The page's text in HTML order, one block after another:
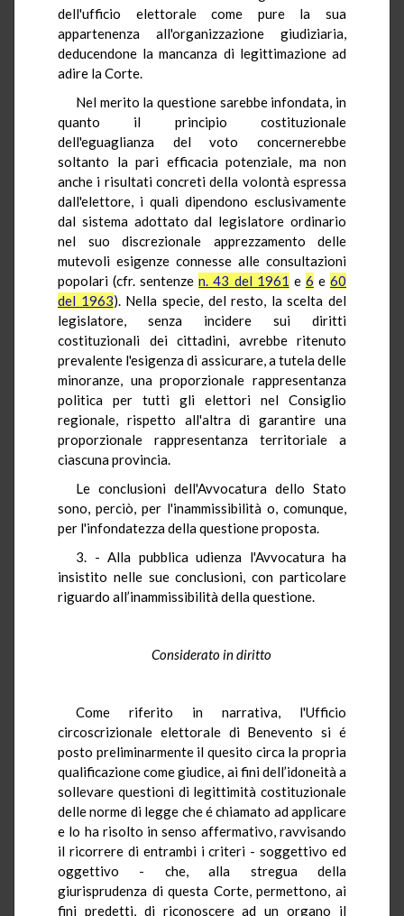
dell'ufficio elettorale come pure la sua
appartenenza all'organizzazione giudiziaria,
deducendone la mancanza di legittimazione ad
adire la Corte.
Nel merito la questione sarebbe infondata, in
quanto il principio costituzionale
dell'eguaglianza del voto concernerebbe
soltanto la pari efficacia potenziale, ma non
anche i risultati concreti della volontà espressa
dall'elettore, i quali dipendono esclusivamente
dal sistema adottato dal legislatore ordinario
nel suo discrezionale apprezzamento delle
mutevoli esigenze connesse alle consultazioni
popolari (cfr. sentenzen. 43 del 1961 e 6 e60
del 1963). Nella specie, del resto, la scelta del
legislatore, senza incidere sui diritti
costituzionali dei cittadini, avrebbe ritenuto
prevalente l'esigenza di assicurare, a tutela delle
minoranze, una proporzionale rappresentanza
politica per tutti gli elettori nel Consiglio
regionale, rispetto all'altra di garantire una
proporzionale rappresentanza territoriale a
ciascuna provincia.
Le conclusioni dell'Avvocatura dello Stato
sono, perciò, per l'inammissibilità o, comunque,
per l'infondatezza della questione proposta.
3. - Alla pubblica udienza l'Avvocatura ha
insistito nelle sue conclusioni, con particolare
riguardo all’inammissibilità della questione.
Considerato in diritto
Come riferito in narrativa, l'Ufficio
circoscrizionale elettorale di Benevento si é
posto preliminarmente il quesito circa la propria
qualificazione come giudice, ai fini dell’idoneità a
sollevare questioni di legittimità costituzionale
delle norme di legge che é chiamato ad applicare
e lo ha risolto in senso affermativo, ravvisando
il ricorrere di entrambi i criteri - soggettivo ed
oggettivo - che, alla stregua della
giurisprudenza di questa Corte, permettono, ai
fini predetti, di riconoscere ad un organo il